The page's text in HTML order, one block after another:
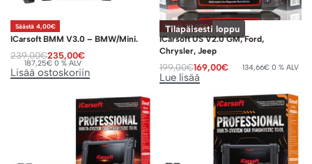
Säästä 4,00€
ICarsoft BMM V3.0 – BMW/Mini.
239,00€235,00€
187,25€ 0 % ALV
Lisää ostoskoriin
Säästä 30,00€
Tilapäisesti loppu
ICarsoft US V2.0 GM, Ford,
Chrysler, Jeep
199,00€169,00€ 134,66€ 0 % ALV
Lue lisää